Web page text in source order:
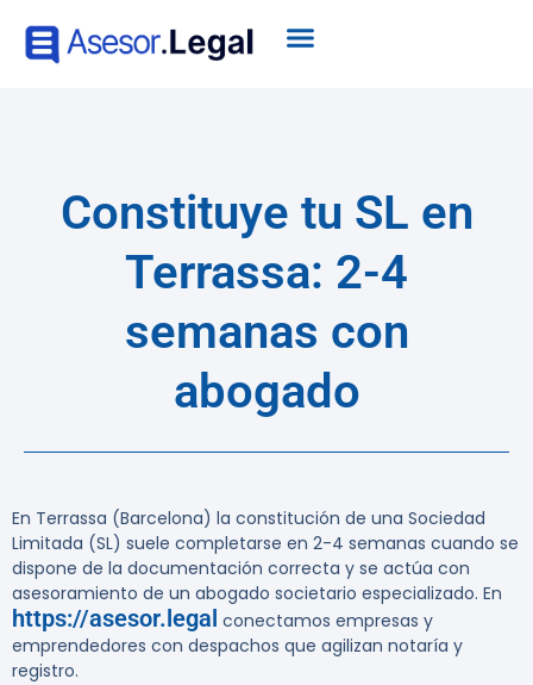
Constituye tu SL en
Terrassa: 2-4
semanas con
abogado
En Terrassa (Barcelona) la constitución de una Sociedad
Limitada (SL) suele completarse en 2-4 semanas cuando se
dispone de la documentación correcta y se actúa con
asesoramiento de un abogado societario especializado. En
https://asesor.legal conectamos empresas y
emprendedores con despachos que agilizan notaría y
registro.